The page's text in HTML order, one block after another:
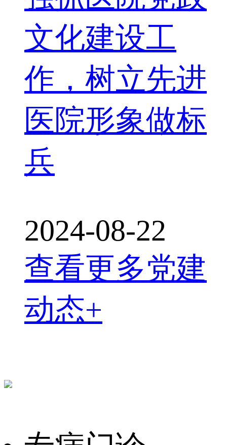
文化建设工
作，树立先进
医院形象做标
兵
2024-08-22
查看更多党建
动态+